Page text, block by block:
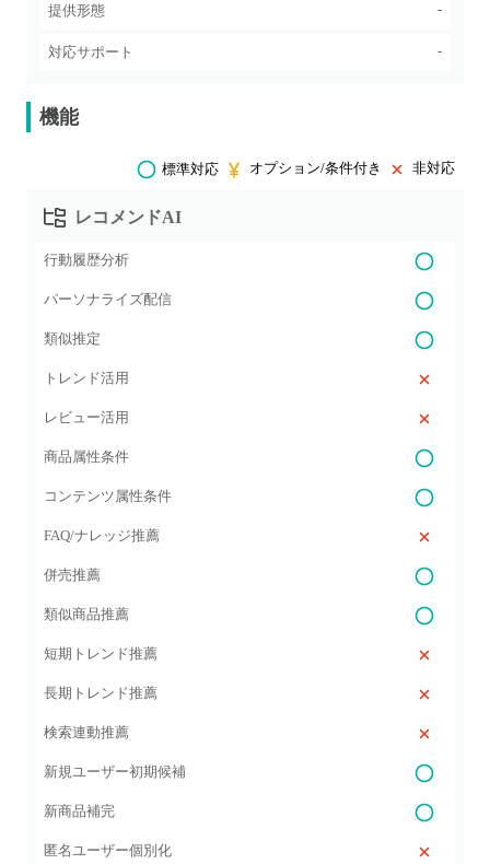
提供形態 -
対応サポート -
機能
標準対応 オプション/条件付き 非対応
レコメンドAI
行動履歴分析
パーソナライズ配信
類似推定
トレンド活用
レビュー活用
商品属性条件
コンテンツ属性条件
FAQ/ナレッジ推薦
併売推薦
類似商品推薦
短期トレンド推薦
長期トレンド推薦
検索連動推薦
新規ユーザー初期候補
新商品補完
匿名ユーザー個別化